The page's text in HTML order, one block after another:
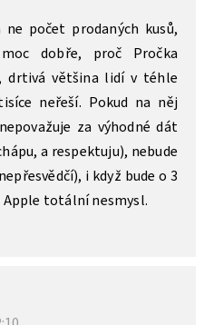
počet prodaných kusů,
dobře, proč Pročka
drtivá většina lidí v téhle
neřeší. Pokud na něj
za výhodné dát
a respektuju), nebude
i když bude o 3
Apple totální nesmysl.